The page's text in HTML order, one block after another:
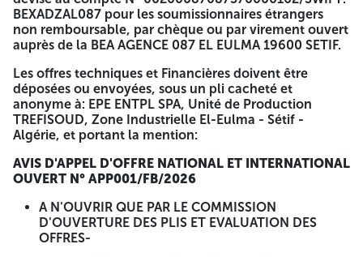
la somme de 50.000,00 DA au compte Dinars N°
00200087870876174248 pour les soumissionnaires locaux
ou équivalent en devise au compte N°
00200087087370000162/SWIFT: BEXADZAL087 pour les
soumissionnaires étrangers non remboursable, par chèque
ou par virement ouvert auprès de la BEA AGENCE 087 EL
EULMA 19600 SETIF.
Les offres techniques et Financières doivent être déposées
ou envoyées, sous un pli cacheté et anonyme à: EPE
ENTPL SPA, Unité de Production TREFISOUD, Zone
Industrielle El-Eulma - Sétif - Algérie, et portant la
AVIS D'APPEL D'OFFRE NATIONAL ET INTERNATIONAL
OUVERT N° APP001/FB/2026
BEXADZAL087 pour les soumissionnaires étrangers
non remboursable, par chèque ou par virement ouvert
auprès de la BEA AGENCE 087 EL EULMA 19600 SETIF.
Les offres techniques et Financières doivent être
déposées ou envoyées, sous un pli cacheté et
anonyme à: EPE ENTPL SPA, Unité de Production
TREFISOUD, Zone Industrielle El-Eulma - Sétif -
Algérie, et portant la mention:
AVIS D'APPEL D'OFFRE NATIONAL ET INTERNATIONAL
OUVERT N° APP001/FB/2026
A N'OUVRIR QUE PAR LE COMMISSION
D'OUVERTURE DES PLIS ET EVALUATION DES
OFFRES-